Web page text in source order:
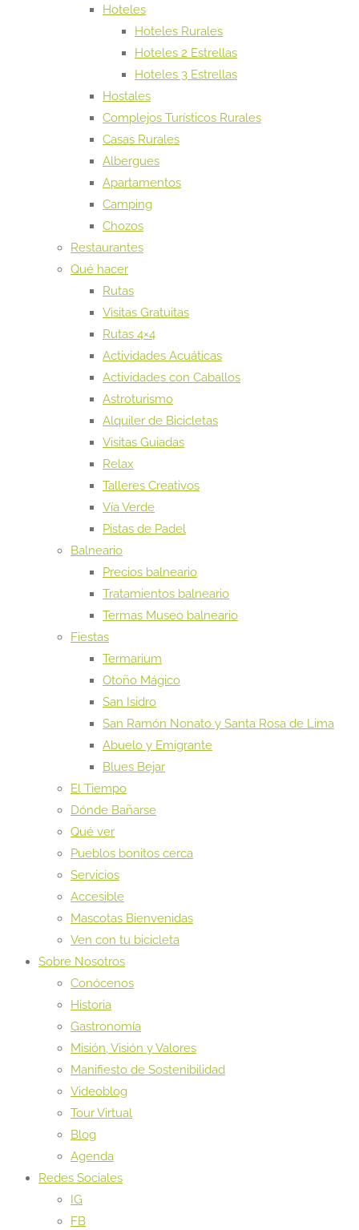
Hoteles
Hoteles Rurales
Hoteles 2 Estrellas
Hoteles 3 Estrellas
Hostales
Complejos Turísticos Rurales
Casas Rurales
Albergues
Apartamentos
Camping
Chozos
Restaurantes
Qué hacer
Rutas
Visitas Gratuitas
Rutas 4×4
Actividades Acuáticas
Actividades con Caballos
Astroturismo
Alquiler de Bicicletas
Visitas Guiadas
Relax
Talleres Creativos
Vía Verde
Pistas de Padel
Balneario
Precios balneario
Tratamientos balneario
Termas Museo balneario
Fiestas
Termarium
Otoño Mágico
San Isidro
San Ramón Nonato y Santa Rosa de Lima
Abuelo y Emigrante
Blues Bejar
El Tiempo
Dónde Bañarse
Qué ver
Pueblos bonitos cerca
Servicios
Accesible
Mascotas Bienvenidas
Ven con tu bicicleta
Sobre Nosotros
Conócenos
Historia
Gastronomía
Misión, Visión y Valores
Manifiesto de Sostenibilidad
Videoblog
Tour Virtual
Blog
Agenda
Redes Sociales
IG
FB